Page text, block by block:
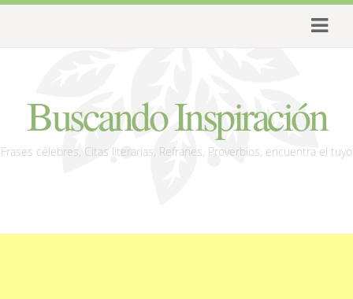
Buscando Inspiración
Frases célebres, Citas literarias, Refranes, Proverbios, encuentra el tuyo